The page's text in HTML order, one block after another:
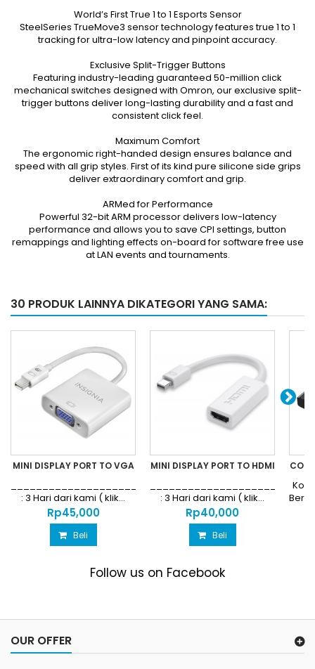
World’s First True 1 to 1 Esports Sensor
SteelSeries TrueMove3 sensor technology features true 1 to 1
tracking for ultra-low latency and pinpoint accuracy.
Exclusive Split-Trigger Buttons
Featuring industry-leading guaranteed 50-million click
mechanical switches designed with Omron, our exclusive split-
trigger buttons deliver long-lasting durability and a fast and
consistent click feel.
Maximum Comfort
The ergonomic right-handed design ensures balance and
speed with all grip styles. First of its kind pure silicone side grips
deliver extraordinary comfort and grip.
ARMed for Performance
Powerful 32-bit ARM processor delivers low-latency
performance and allows you to save CPI settings, button
remappings and lighting effects on-board for software free use
at LAN events and tournaments.
30 PRODUK LAINNYA DIKATEGORI YANG SAMA:
MINI DISPLAY PORT TO VGA
_________________________________________GARANSI
: 3 Hari dari kami ( klik...
Rp‎45,000
Beli
MINI DISPLAY PORT TO HDMI
: 3 Hari dari kami ( klik...
Rp‎40,000
Beli
Follow us on Facebook
OUR OFFER